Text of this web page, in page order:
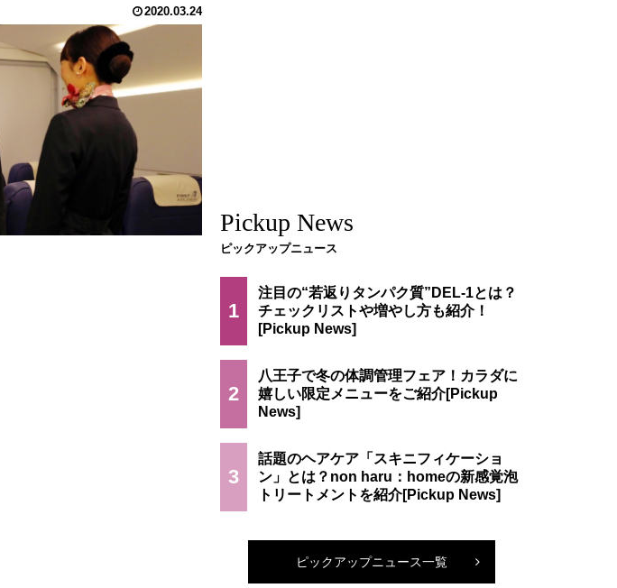
2020.03.24
Pickup News
ピックアップニュース
1
注目の“若返りタンパク質”DEL-1とは？
チェックリストや増やし方も紹介！
2
八王子で冬の体調管理フェア！カラダに
嬉しい限定メニューをご紹介
3
話題のヘアケア「スキニフィケーショ
ン」とは？non haru：homeの新感覚泡
トリートメントを紹介
ピックアップニュース一覧